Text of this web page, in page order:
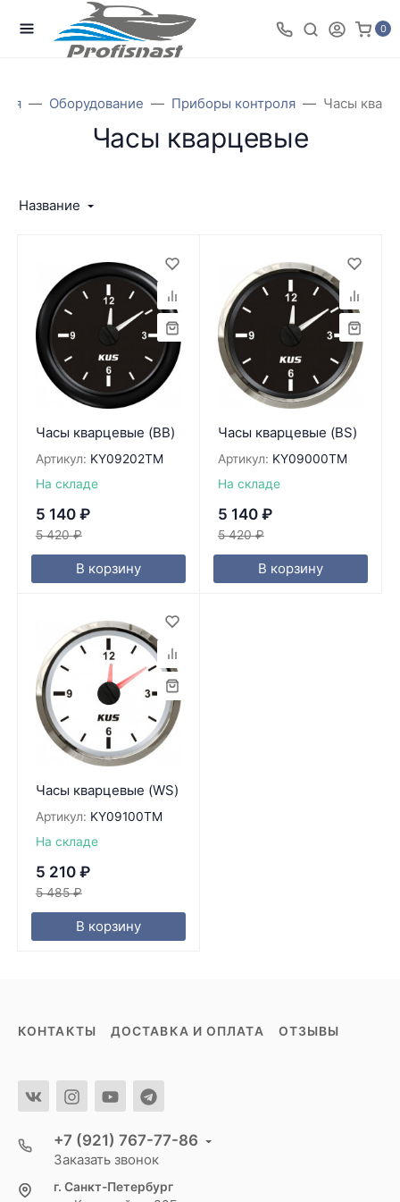
0
Оборудование Приборы контроля Часы
Часы кварцевые
Название
Часы кварцевые (BB)
Артикул: KY09202TM
На складе
5 140 ₽
5 420 ₽
В корзину
Часы кварцевые (BS)
Артикул: KY09000TM
На складе
5 140 ₽
5 420 ₽
В корзину
Часы кварцевые (WS)
Артикул: KY09100TM
На складе
5 210 ₽
5 485 ₽
В корзину
КОНТАКТЫ ДОСТАВКА И ОПЛАТА ОТЗЫВЫ
+7 (921) 767-77-86
Заказать звонок
г. Санкт-Петербург